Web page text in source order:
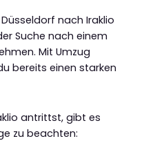
nach Iraklio
Suche nach einem
Mit Umzug
bereits einen starken
antrittst, gibt es
zu beachten: